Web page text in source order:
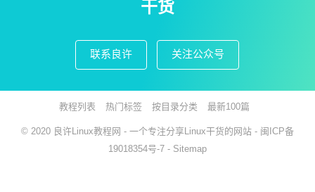
干货
联系良许 关注公众号
教程列表 热门标签 按目录分类 最新100篇
© 2020 良许Linux教程网 - 一个专注分享Linux干货的网站 - 闽ICP备
19018354号-7 - Sitemap